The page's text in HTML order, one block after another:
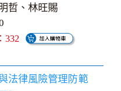
哲、林旺賜
332
法律風險管理防範